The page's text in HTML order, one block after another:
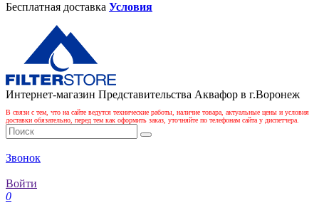
Бесплатная доставка Условия
Интернет-магазин Представительства Аквафор в г.Воронеж
В связи с тем, что на сайте ведутся технические работы, наличие товара, актуальные цены и условия
доставки обязательно, перед тем как оформить заказ, уточняйте по телефонам сайта у диспетчера.
Звонок
Войти
0